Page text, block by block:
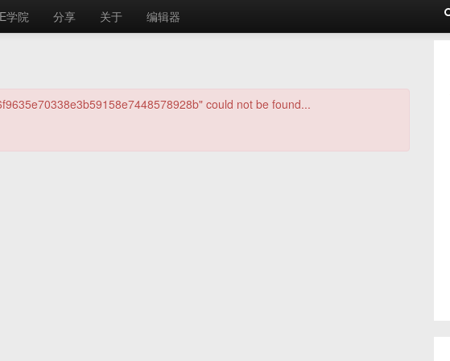
学院 分享 关于 编辑器
could not be found...